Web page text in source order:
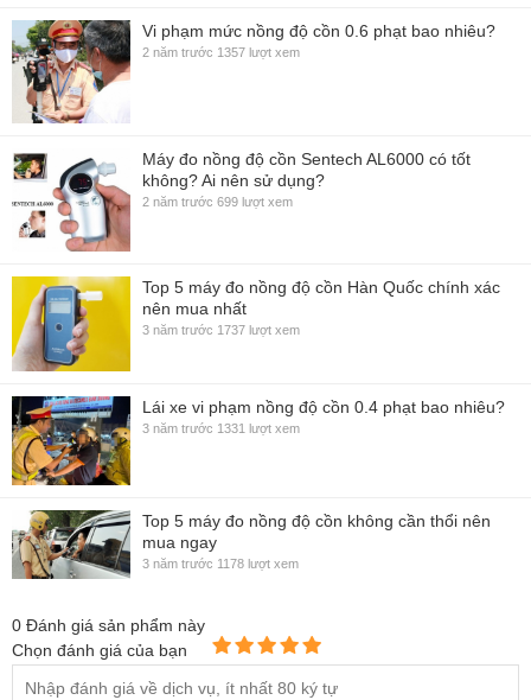
Vi phạm mức nồng độ cồn 0.6 phạt bao nhiêu?
2 năm trước 1357 lượt xem
Máy đo nồng độ cồn Sentech AL6000 có tốt
không? Ai nên sử dụng?
2 năm trước 699 lượt xem
Top 5 máy đo nồng độ cồn Hàn Quốc chính xác
nên mua nhất
3 năm trước 1737 lượt xem
Lái xe vi phạm nồng độ cồn 0.4 phạt bao nhiêu?
3 năm trước 1331 lượt xem
Top 5 máy đo nồng độ cồn không cần thổi nên
mua ngay
3 năm trước 1178 lượt xem
0 Đánh giá sản phẩm này
Chọn đánh giá của bạn